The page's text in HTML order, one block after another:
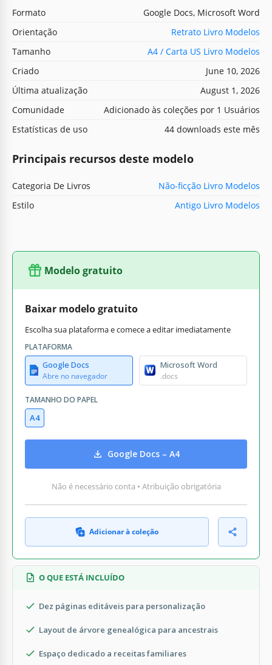
Formato
Google Docs, Microsoft Word
Orientação
Retrato Livro Modelos
Tamanho
A4 / Carta US Livro Modelos
Criado
June 10, 2026
Última atualização
August 1, 2026
Comunidade
Adicionado às coleções por 1 Usuários
Estatísticas de uso
44 downloads este mês
Principais recursos deste modelo
Categoria De Livros
Não-ficção Livro Modelos
Estilo
Antigo Livro Modelos
Modelo gratuito
Baixar modelo gratuito
Escolha sua plataforma e comece a editar imediatamente
PLATAFORMA
Google Docs
Abre no navegador
Microsoft Word
.docs
TAMANHO DO PAPEL
A4
Google Docs – A4
Não é necessário conta • Atribuição obrigatória
Adicionar à coleção
O QUE ESTÁ INCLUÍDO
Dez páginas editáveis para personalização
Layout de árvore genealógica para ancestrais
Espaço dedicado a receitas familiares